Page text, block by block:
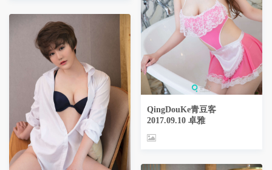
QingDouKe青豆客
2017.09.10 卓雅